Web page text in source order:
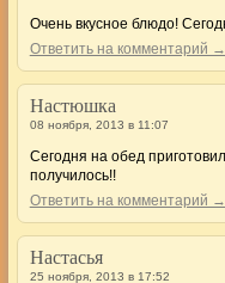
Очень вкусное блюдо!
Ответить на комментарий →
Настюшка
08 ноября, 2013 в 11:07
Сегодня на обед
получилось!!
Ответить на комментарий →
Настасья
25 ноября, 2013 в 17:52